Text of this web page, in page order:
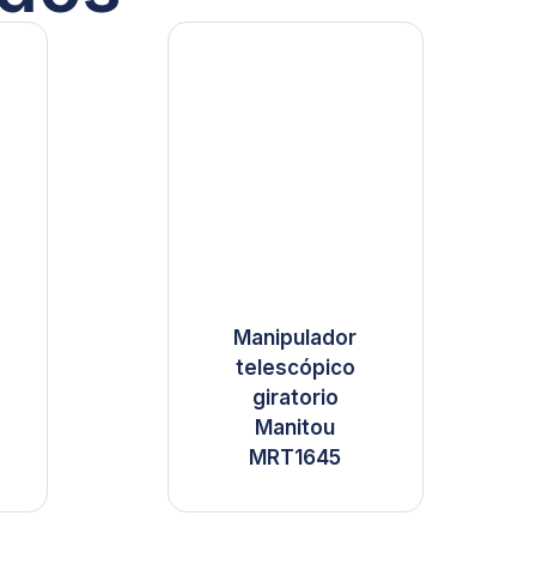
Manipulador
telescópico
giratorio
Manitou
MRT1645